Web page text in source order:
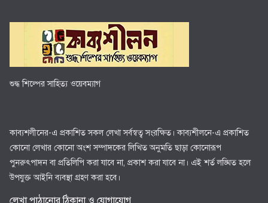
শুদ্ধ শিল্পের সাহিত্য ওয়েবম্যাগ
কাব্যশলীনের-এ প্রকাশিত সকল লেখা সর্বস্বত্ব সংরক্ষিত। কাব্যশীলনে-এ প্রকাশিত
কোনো লেখার কোনো অংশ সম্পাদকের লিখিত অনুমতি ছাড়া কোনোরূপ
পুনরুৎপাদন বা প্রতিলিপি করা যাবে না, প্রকাশ করা যাবে না। এই শর্ত লঙ্ঘিত হলে
উপযুক্ত আইনি ব্যবস্থা গ্রহণ করা হবে।
লেখা পাঠানোর ঠিকানা ও যোগাযোগ